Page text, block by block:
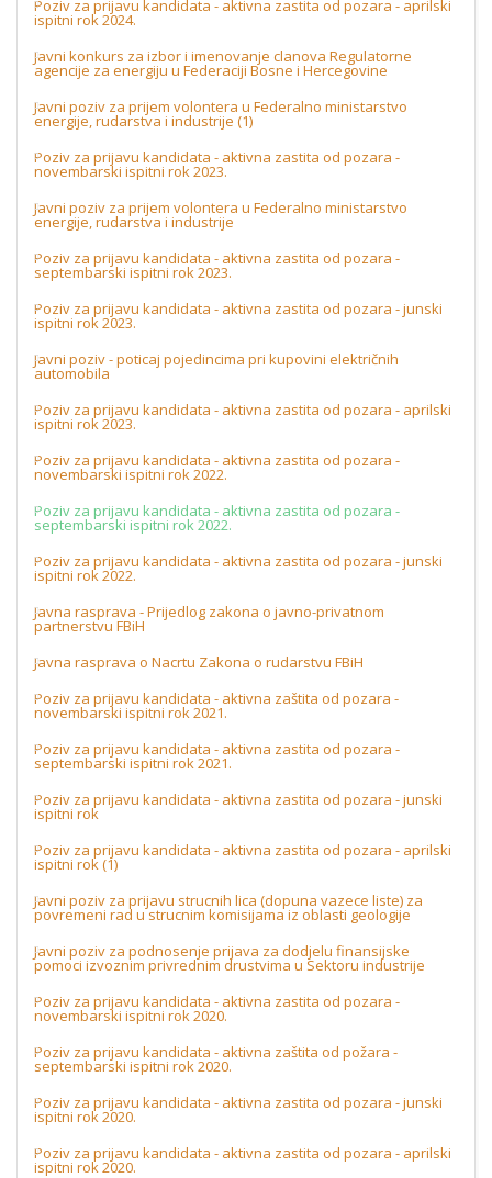
Poziv za prijavu kandidata - aktivna zastita od pozara - aprilski
ispitni rok 2024.
Javni konkurs za izbor i imenovanje clanova Regulatorne
agencije za energiju u Federaciji Bosne i Hercegovine
Javni poziv za prijem volontera u Federalno ministarstvo
energije, rudarstva i industrije (1)
Poziv za prijavu kandidata - aktivna zastita od pozara -
novembarski ispitni rok 2023.
Javni poziv za prijem volontera u Federalno ministarstvo
energije, rudarstva i industrije
Poziv za prijavu kandidata - aktivna zastita od pozara -
septembarski ispitni rok 2023.
Poziv za prijavu kandidata - aktivna zastita od pozara - junski
ispitni rok 2023.
Javni poziv - poticaj pojedincima pri kupovini električnih
automobila
Poziv za prijavu kandidata - aktivna zastita od pozara - aprilski
ispitni rok 2023.
Poziv za prijavu kandidata - aktivna zastita od pozara -
novembarski ispitni rok 2022.
Poziv za prijavu kandidata - aktivna zastita od pozara -
septembarski ispitni rok 2022.
Poziv za prijavu kandidata - aktivna zastita od pozara - junski
ispitni rok 2022.
Javna rasprava - Prijedlog zakona o javno-privatnom
partnerstvu FBiH
Javna rasprava o Nacrtu Zakona o rudarstvu FBiH
Poziv za prijavu kandidata - aktivna zaštita od pozara -
novembarski ispitni rok 2021.
Poziv za prijavu kandidata - aktivna zastita od pozara -
septembarski ispitni rok 2021.
Poziv za prijavu kandidata - aktivna zastita od pozara - junski
ispitni rok
Poziv za prijavu kandidata - aktivna zastita od pozara - aprilski
ispitni rok (1)
Javni poziv za prijavu strucnih lica (dopuna vazece liste) za
povremeni rad u strucnim komisijama iz oblasti geologije
Javni poziv za podnosenje prijava za dodjelu finansijske
pomoci izvoznim privrednim drustvima u Sektoru industrije
Poziv za prijavu kandidata - aktivna zastita od pozara -
novembarski ispitni rok 2020.
Poziv za prijavu kandidata - aktivna zaštita od požara -
septembarski ispitni rok 2020.
Poziv za prijavu kandidata - aktivna zastita od pozara - junski
ispitni rok 2020.
Poziv za prijavu kandidata - aktivna zastita od pozara - aprilski
ispitni rok 2020.